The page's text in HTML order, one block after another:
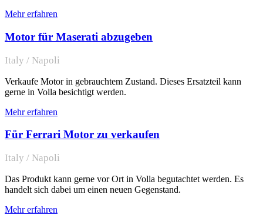
Mehr erfahren
Motor für Maserati abzugeben
Italy / Napoli
Verkaufe Motor in gebrauchtem Zustand. Dieses Ersatzteil kann
gerne in Volla besichtigt werden.
Mehr erfahren
Für Ferrari Motor zu verkaufen
Italy / Napoli
Das Produkt kann gerne vor Ort in Volla begutachtet werden. Es
handelt sich dabei um einen neuen Gegenstand.
Mehr erfahren